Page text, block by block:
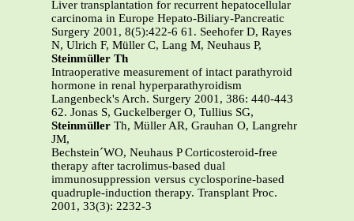
Liver transplantation for recurrent hepatocellular
carcinoma in Europe Hepato-Biliary-Pancreatic
Surgery 2001, 8(5):422-6 61. Seehofer D, Rayes
N, Ulrich F, Müller C, Lang M, Neuhaus P,
Steinmüller Th
Intraoperative measurement of intact parathyroid
hormone in renal hyperparathyroidism
Langenbeck's Arch. Surgery 2001, 386: 440-443
62. Jonas S, Guckelberger O, Tullius SG,
Steinmüller Th, Müller AR, Grauhan O, Langrehr
JM,
Bechstein´WO, Neuhaus P Corticosteroid-free
therapy after tacrolimus-based dual
immunosuppression versus cyclosporine-based
quadruple-induction therapy. Transplant Proc.
2001, 33(3): 2232-3